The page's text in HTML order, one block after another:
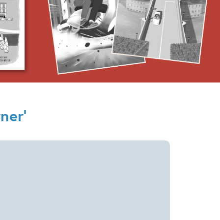
Actie & avontuur Detective & thrillers